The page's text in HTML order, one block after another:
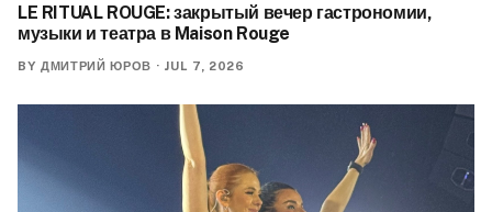
LE RITUAL ROUGE: закрытый вечер гастрономии,
музыки и театра в Maison Rouge
BY ДМИТРИЙ ЮРОВ · JUL 7, 2026